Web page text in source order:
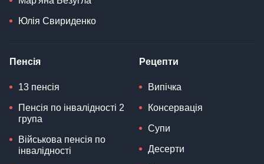
Юлія Свириденко
Пенсія
13 пенсія
Пенсія по інвалідності 2
група
Військова пенсія по
інвалідності
Рецепти
Випічка
Консервація
Супи
Десерти